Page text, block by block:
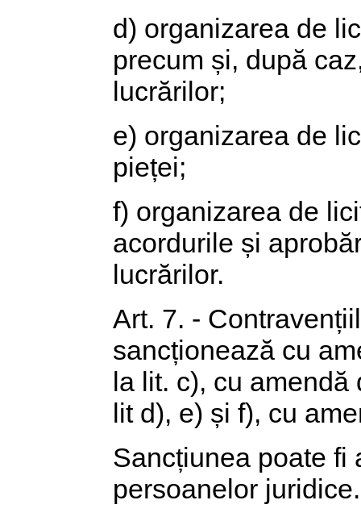
d) organizarea de
precum și, după
lucrărilor;
e) organizarea de
pieței;
f) organizarea de
acordurile și
lucrărilor.
Art. 7. -
sancționează cu
la lit. c), cu
lit d), e) și f), cu
Sancțiunea poate fi
persoanelor juridice.